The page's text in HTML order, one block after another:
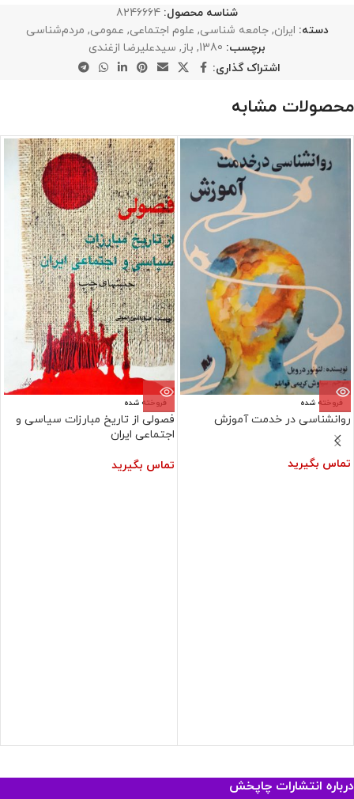
شناسه محصول: 8246664
دسته: ایران, جامعه شناسی, علوم اجتماعی, عمومی, مردم‌شناسی
برچسب: 1380
, باز, سیدعلیرضا ازغندی
اشتراک گذاری:
محصولات مشابه
فروخته شده
روانشناسی در خدمت آموزش
تماس بگیرید
فروخته شده
فصولی از تاریخ مبارزات سیاسی و
اجتماعی ایران
تماس بگیرید
درباره انتشارات چاپخش